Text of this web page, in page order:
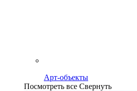
Арт-объекты
Посмотреть все Свернуть